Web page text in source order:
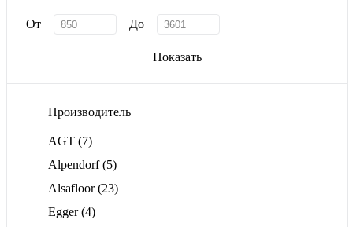
От До
Показать
Производитель
AGT (7)
Alpendorf(5)
Alsafloor(23)
Egger(4)